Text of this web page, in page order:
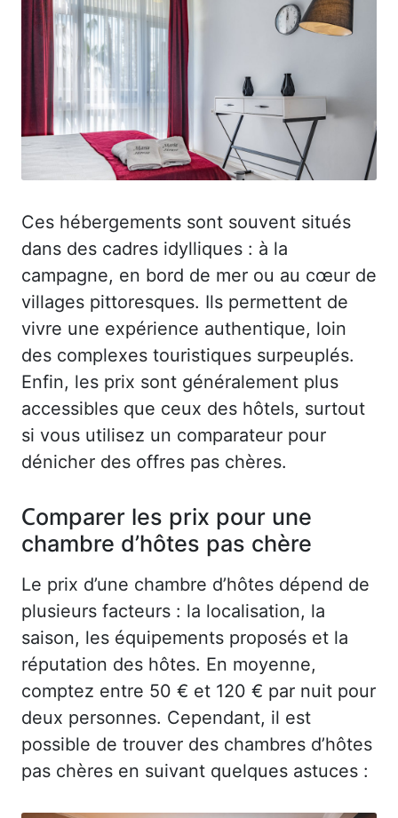
Ces hébergements sont souvent situés
dans des cadres idylliques : à la
campagne, en bord de mer ou au cœur de
villages pittoresques. Ils permettent de
vivre une expérience authentique, loin
des complexes touristiques surpeuplés.
Enfin, les prix sont généralement plus
accessibles que ceux des hôtels, surtout
si vous utilisez un comparateur pour
dénicher des offres pas chères.
Comparer les prix pour une
chambre d’hôtes pas chère
Le prix d’une chambre d’hôtes dépend de
plusieurs facteurs : la localisation, la
saison, les équipements proposés et la
réputation des hôtes. En moyenne,
comptez entre 50 € et 120 € par nuit pour
deux personnes. Cependant, il est
possible de trouver des chambres d’hôtes
pas chères en suivant quelques astuces :